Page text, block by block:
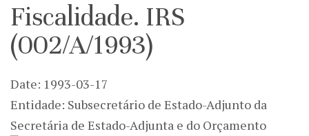
Fiscalidade. IRS
(002/A/1993)
Date: 1993-03-17
Entidade: Subsecretário de Estado-Adjunto da
Secretária de Estado-Adjunta e do Orçamento